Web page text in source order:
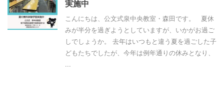
実施中
こんにちは、公文式泉中央教室・森田です。 夏休
みが半分を過ぎようとしていますが、いかがお過ご
しでしょうか。 去年はいつもと違う夏を過ごした子
どもたちでしたが、今年は例年通りの休みとなり、
...